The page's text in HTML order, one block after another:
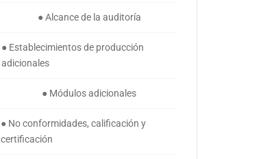
● Alcance de la auditoría
● Establecimientos de producción
adicionales
● Módulos adicionales
● No conformidades, calificación y
certificación